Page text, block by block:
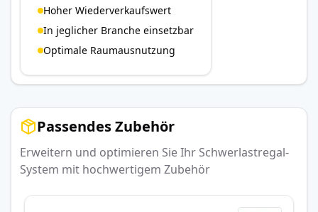
Hoher Wiederverkaufswert
In jeglicher Branche einsetzbar
Optimale Raumausnutzung
Passendes Zubehör
Erweitern und optimieren Sie Ihr Schwerlastregal-
System mit hochwertigem Zubehör